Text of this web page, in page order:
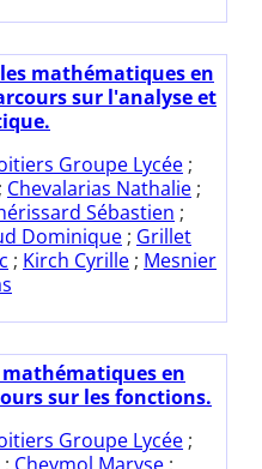
mathématiques en
sur l'analyse et
Groupe Lycée ;
; Chevalarias Nathalie ;
Sébastien ;
Dominique ; Grillet
; Kirch Cyrille ; Mesnier
mathématiques en
sur les fonctions.
Groupe Lycée ;